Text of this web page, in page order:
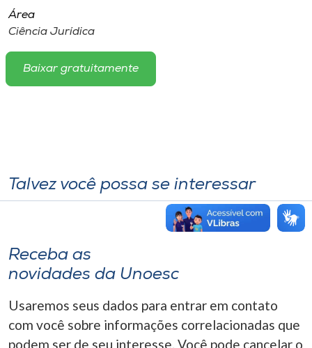
A+
Área
Ciência Jurídica
Baixar gratuitamente
Talvez você possa se interessar
Receba as
novidades da Unoesc
Usaremos seus dados para entrar em contato
com você sobre informações correlacionadas que
podem ser de seu interesse. Você pode cancelar o